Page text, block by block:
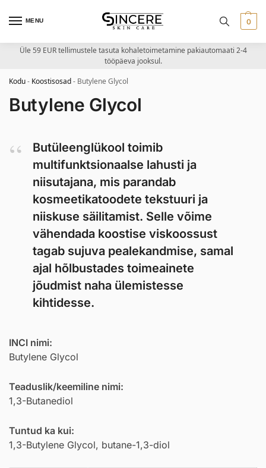
MENU 0
Üle 59 EUR tellimustele tasuta kohaletoimetamine pakiautomaati 2-4
tööpäeva jooksul.
Kodu- Koostisosad- Butylene Glycol
Butylene Glycol
Butüleenglükool toimib
multifunktsionaalse lahusti ja
niisutajana, mis parandab
kosmeetikatoodete tekstuuri ja
niiskuse säilitamist. Selle võime
vähendada koostise viskoossust
tagab sujuva pealekandmise, samal
ajal hõlbustades toimeainete
jõudmist naha ülemistesse
kihtidesse.
INCI nimi:
Butylene Glycol
Teaduslik/keemiline nimi:
1,3-Butanediol
Tuntud ka kui:
1,3-Butylene Glycol, butane-1,3-diol